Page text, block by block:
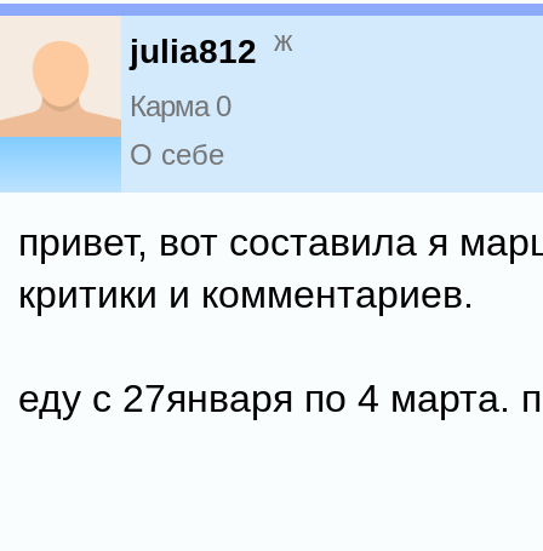
julia812 ж
Карма 0
О себе
привет, вот составила я
критики и комментариев.
еду с 27января по 4 марта.